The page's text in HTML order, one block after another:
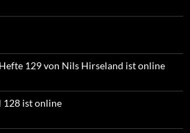
129 von Nils Hirseland ist online
128 ist online